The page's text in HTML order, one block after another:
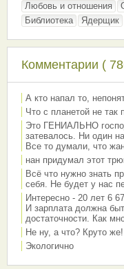
Любовь и отношения
Библиотека
Ядерщик
Комментарии (
А кто напал то,
Что с планетой не так
Это ГЕНИАЛЬНО
затевалось. Ни один
Все то думали, что
нан придумал этот
Всё что нужно знать
себя. Не будет у нас
Интересно - 20 лет 6
И зарплата должна
достаточности. Как
Не ну, а что? Круто
Экологично